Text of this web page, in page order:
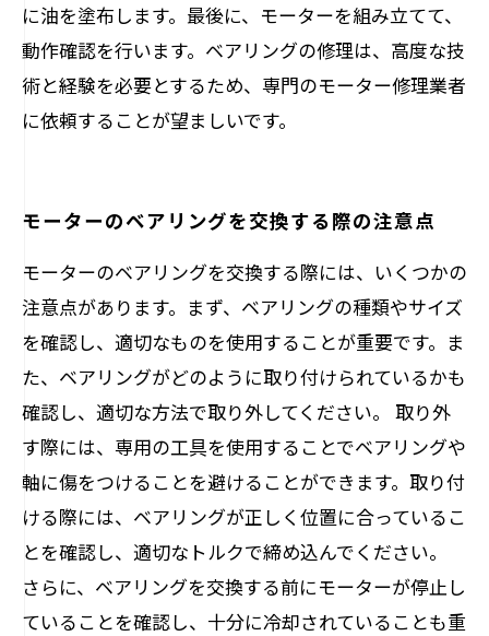
に油を塗布します。最後に、モーターを組み立てて、
動作確認を行います。ベアリングの修理は、高度な技
術と経験を必要とするため、専門のモーター修理業者
に依頼することが望ましいです。
モーターのベアリングを交換する際の注意点
モーターのベアリングを交換する際には、いくつかの
注意点があります。まず、ベアリングの種類やサイズ
を確認し、適切なものを使用することが重要です。ま
た、ベアリングがどのように取り付けられているかも
確認し、適切な方法で取り外してください。 取り外
す際には、専用の工具を使用することでベアリングや
軸に傷をつけることを避けることができます。取り付
ける際には、ベアリングが正しく位置に合っているこ
とを確認し、適切なトルクで締め込んでください。
さらに、ベアリングを交換する前にモーターが停止し
ていることを確認し、十分に冷却されていることも重